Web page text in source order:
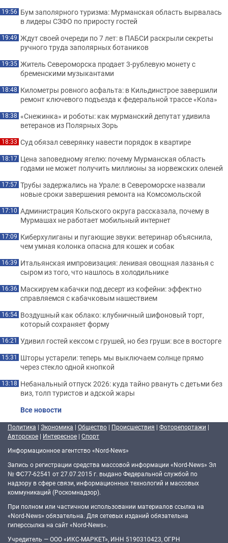
19:56 Бум заполярного туризма: Мурманская область вырвалась
в лидеры СЗФО по приросту гостей
19:49 Ждут своей очереди по 7 лет: в ПАБСИ раскрыли секреты
ручного труда заполярных ботаников
19:35 Житель Североморска продает 3-рублевую монету с
бременскими музыкантами
18:48 Километры ровного асфальта: в Кильдинстрое завершили
ремонт ключевого подъезда к федеральной трассе «Кола»
18:38 «Снежинка» и роботы: как мурманский депутат удивила
ветеранов из Полярных Зорь
18:33 Суд обязал северянку навести порядок в квартире
18:17 Цена заповедному ягелю: почему Мурманская область
годами не может получить миллионы за норвежских оленей
17:57 Трубы задержались на Урале: в Североморске назвали
новые сроки завершения ремонта на Комсомольской
17:10 Администрация Кольского округа рассказала, почему в
Мурмашах не работает мобильный интернет
17:09 Киберхулиганы и пугающие звуки: ветеринар объяснила,
чем умная колонка опасна для кошек и собак
16:39 Итальянская импровизация: ленивая овощная лазанья с
сыром из того, что нашлось в холодильнике
16:36 Маскируем кабачки под десерт из кофейни: эффектно
справляемся с кабачковым нашествием
16:54 Воздушный как облако: клубничный шифоновый торт,
который сохраняет форму
16:21 Удивил гостей кексом с грушей, но без груши: все в восторге
15:31 Шторы устарели: теперь мы выключаем солнце прямо
через стекло одной кнопкой
13:18 Небанальный отпуск 2026: куда тайно рвануть с детьми без
виз, толп туристов и адской жары
Все новости
Политика | Экономика | Общество | Происшествия | Фоторепортажи |
Авторское | Интересное | Спорт
Информационное агентство «Nord-News»
Запись о регистрации средства массовой информации «Nord-News» Эл
№ ФС77-62541 от 27.07.2015 г. выдано Федеральной службой по
надзору в сфере связи, информационных технологий и массовых
коммуникаций (Роскомнадзор).
При полном или частичном использовании материалов ссылка на
«Nord-News» обязательна. Для сетевых изданий обязательна
гиперссылка на сайт «Nord-News».
Учредитель — ООО «ИКС-МАРКЕТ», ИНН 5190310423, ОГРН